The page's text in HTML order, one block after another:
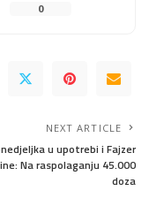
0
NEXT ARTICLE
u upotrebi i Fajzer
Na raspolaganju 45.000
doza